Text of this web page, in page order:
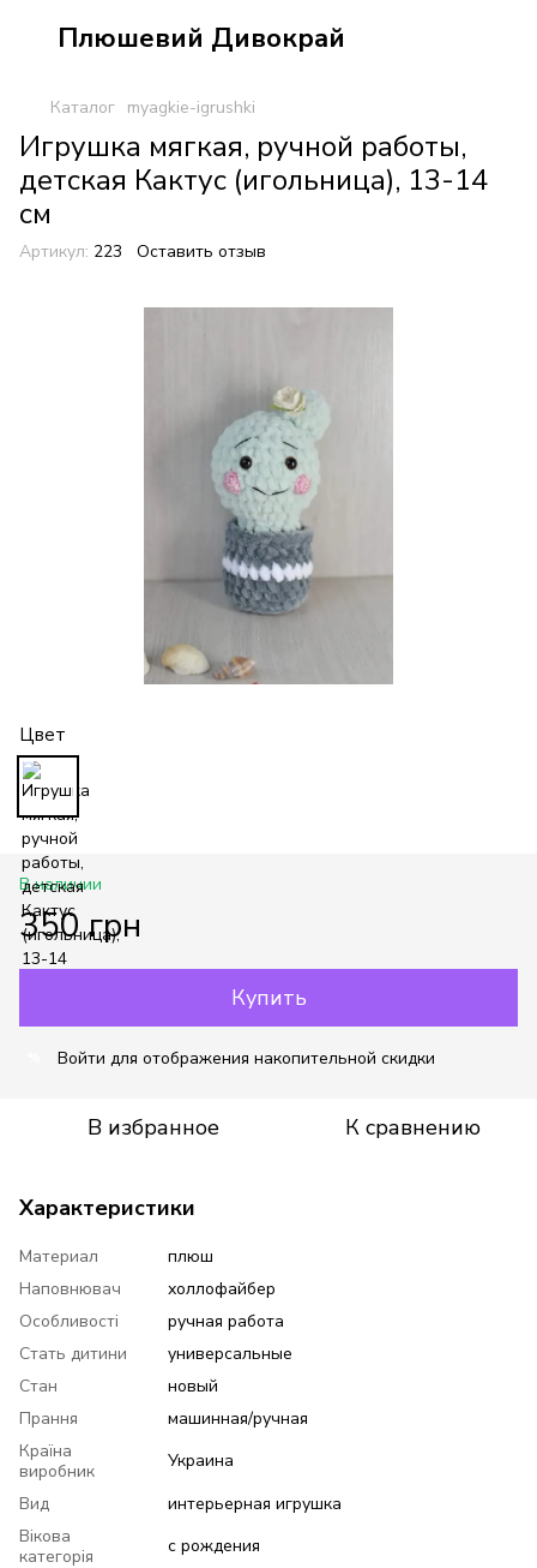
Плюшевий Дивокрай
Каталог myagkie-igrushki
Игрушка мягкая, ручной работы,
детская Кактус (игольница), 13-14
см
Артикул: 223 Оставить отзыв
Цвет
В наличии
350 грн
Купить
Войти для отображения накопительной скидки
В избранное К сравнению
Характеристики
Материал
плюш
Наповнювач
холлофайбер
Особливості
ручная работа
Стать дитини
универсальные
Стан
новый
Прання
машинная/ручная
Країна
виробник
Украина
Вид
интерьерная игрушка
Вікова
категорія
с рождения